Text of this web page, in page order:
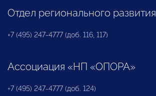
Отдел регионального развития
+7 (495) 247-4777 (доб. 116, 117)
Ассоциация «НП «ОПОРА»
+7 (495) 247-4777 (доб. 124)